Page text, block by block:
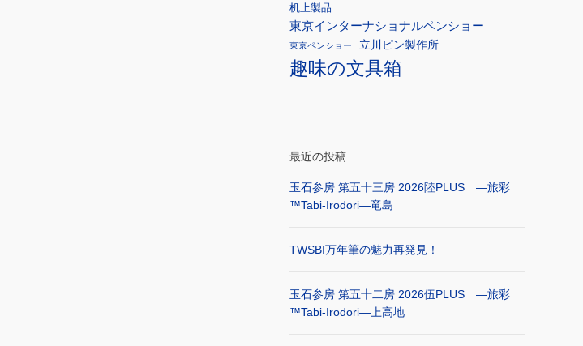
机上製品
東京インターナショナルペンショー
東京ペンショー 立川ピン製作所
趣味の文具箱
最近の投稿
玉石参房 第五十三房 2026陸PLUS ―旅彩
™Tabi-Irodori―竜島
TWSBI万年筆の魅力再発見！
玉石参房 第五十二房 2026伍PLUS ―旅彩
™Tabi-Irodori―上高地